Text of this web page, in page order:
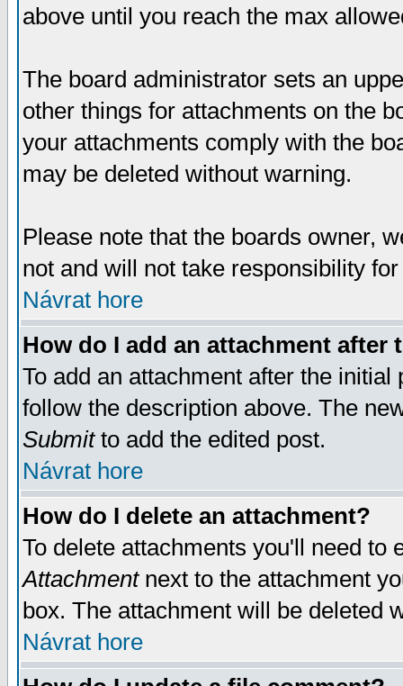
above until you reach the max
The board administrator sets an
other things for attachments on the
your attachments comply with the
may be deleted without warning.
Please note that the boards owner,
not and will not take responsibility
Návrat hore
How do I add an attachment after
To add an attachment after the
follow the description above. The
Submitto add the edited post.
Návrat hore
How do I delete an attachment?
To delete attachments you'll need
Attachmentnext to the attachment
box. The attachment will be deleted
Návrat hore